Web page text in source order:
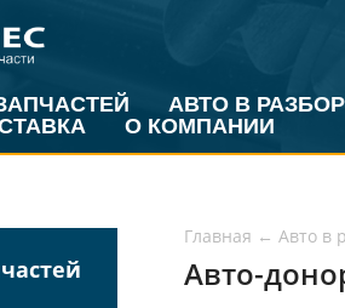
АВТО В РАЗБОР
О КОМПАНИИ
Главная ← Авто в
Авто-